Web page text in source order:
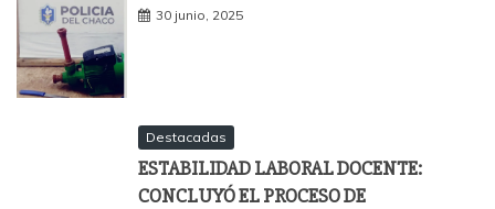
30 junio, 2025
Destacadas
ESTABILIDAD LABORAL DOCENTE:
CONCLUYÓ EL PROCESO DE